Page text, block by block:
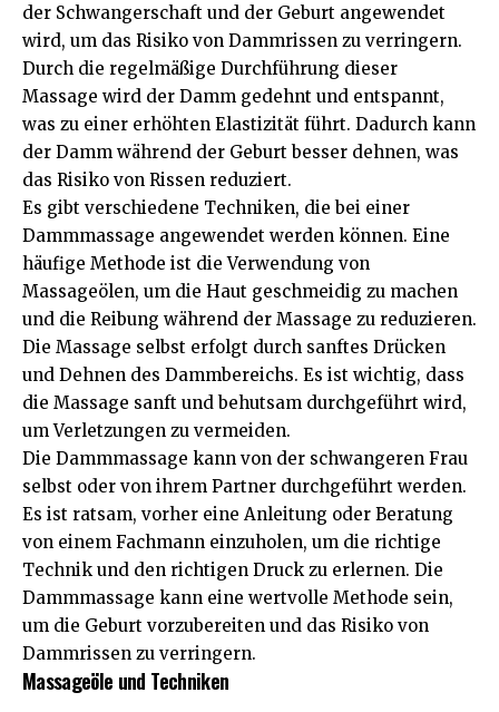
der Schwangerschaft und der Geburt angewendet
wird, um das Risiko von Dammrissen zu verringern.
Durch die regelmäßige Durchführung dieser
Massage wird der Damm gedehnt und entspannt,
was zu einer erhöhten Elastizität führt. Dadurch kann
der Damm während der Geburt besser dehnen, was
das Risiko von Rissen reduziert.
Es gibt verschiedene Techniken, die bei einer
Dammmassage angewendet werden können. Eine
häufige Methode ist die Verwendung von
Massageölen, um die Haut geschmeidig zu machen
und die Reibung während der Massage zu reduzieren.
Die Massage selbst erfolgt durch sanftes Drücken
und Dehnen des Dammbereichs. Es ist wichtig, dass
die Massage sanft und behutsam durchgeführt wird,
um Verletzungen zu vermeiden.
Die Dammmassage kann von der schwangeren Frau
selbst oder von ihrem Partner durchgeführt werden.
Es ist ratsam, vorher eine Anleitung oder Beratung
von einem Fachmann einzuholen, um die richtige
Technik und den richtigen Druck zu erlernen. Die
Dammmassage kann eine wertvolle Methode sein,
um die Geburt vorzubereiten und das Risiko von
Dammrissen zu verringern.
Massageöle und Techniken